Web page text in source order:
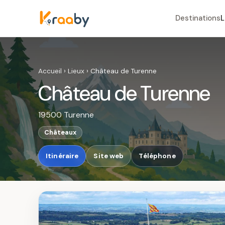
Destinations
Accueil › Lieux › Château de Turenne
Château de Turenne
19500 Turenne
Châteaux
Itinéraire Site web Téléphone